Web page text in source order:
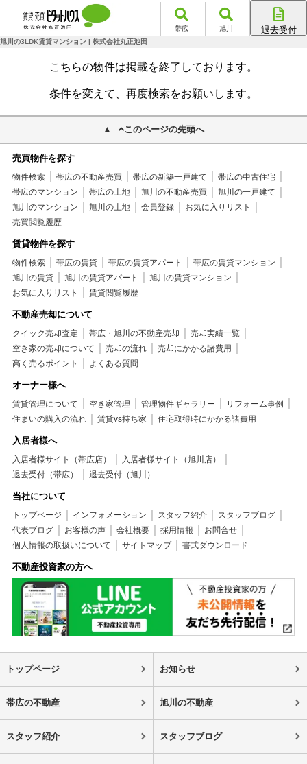
帯広 旭川 退去受付
旭川の3LDK賃貸マンション | 株式会社丸正池田
こちらの物件は掲載を終了しております。
条件を変えて、再度検索をお願いします。
このページの先頭へ
売買物件を探す
物件検索 帯広の不動産売買 帯広の新築一戸建て
帯広の中古住宅
帯広のマンション
帯広の土地 旭川の不動産売買
旭川の一戸建て
旭川のマンション
旭川の土地 会員登録
お気に入りリスト
売買閲覧履歴
賃貸物件を探す
物件検索 帯広の賃貸 帯広の賃貸アパート
帯広の賃貸マンション
旭川の賃貸
旭川の賃貸アパート
旭川の賃貸マンション
お気に入りリスト
賃貸閲覧履歴
不動産売却について
クイック売却査定 帯広・旭川の不動産売却
売却実績一覧
空き家の売却について
売却の流れ
売却にかかる諸費用
高く売るポイント
よくある質問
オーナー様へ
賃貸管理について 空き家管理 管理物件ギャラリー
リフォーム事例
住まいの購入の流れ
賃貸vs持ち家 住宅取得時にかかる諸費用
入居者様へ
入居者様サイト（帯広店）
入居者様サイト（旭川店）
退去受付（帯広）
退去受付（旭川）
当社について
トップページ インフォメーション スタッフ紹介
スタッフブログ
代表ブログ
お客様の声 会社概要 採用情報
お問合せ
個人情報の取扱いについて
サイトマップ 書式ダウンロード
不動産投資家の方へ
トップページ お知らせ
帯広の不動産 旭川の不動産
スタッフ紹介 スタッフブログ